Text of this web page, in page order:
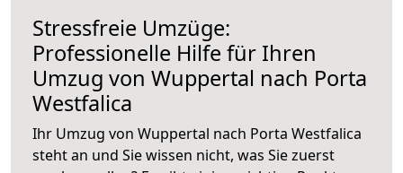
Stressfreie Umzüge:
Professionelle Hilfe für Ihren
Umzug von Wuppertal nach Porta
Westfalica
Ihr Umzug von Wuppertal nach Porta Westfalica
steht an und Sie wissen nicht, was Sie zuerst